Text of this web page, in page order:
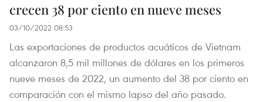
crecen 38 por ciento en nueve meses
03/10/2022 08:53
Las exportaciones de productos acuáticos de Vietnam
alcanzaron 8,5 mil millones de dólares en los primeros
nueve meses de 2022, un aumento del 38 por ciento en
comparación con el mismo lapso del año pasado.